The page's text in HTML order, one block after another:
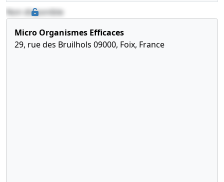
par création
Non disponible
Micro Organismes Efficaces
29, rue des Bruilhols 09000, Foix, France